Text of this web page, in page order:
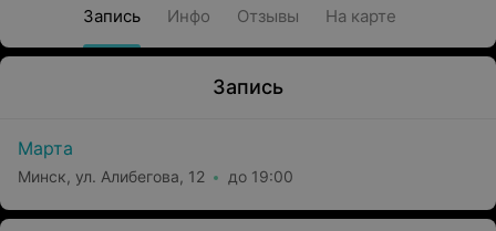
Запись Инфо Отзывы На карте
Запись
Марта
Минск, ул. Алибегова, 12 до 19:00